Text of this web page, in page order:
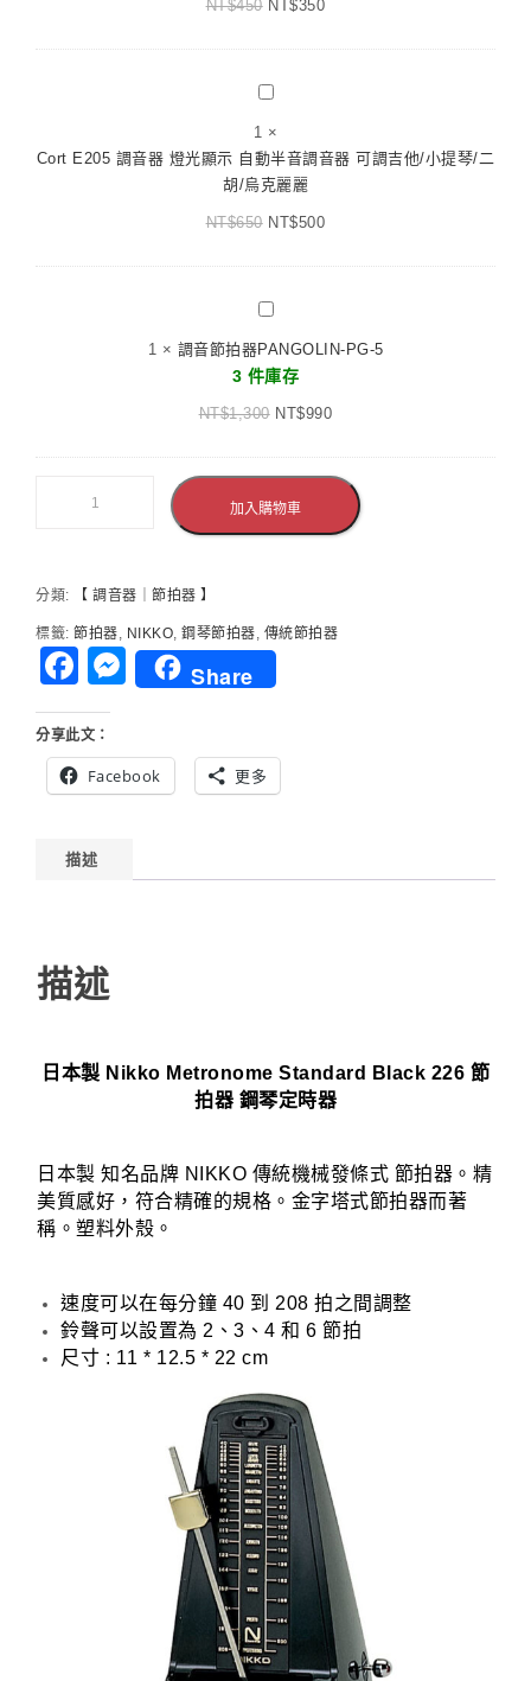
粉/
mini
NT$450 NT$350
Cort
音
器
燈
示
動
半
音
音
器
可
調
提
二
克
麗
1 ×
Cort E205 調音器 燈光顯示 自動半音調音器 可調吉他/小提琴/二
胡/烏克麗麗
NT$650 NT$500
調
拍
器
1 × 調音節拍器PANGOLIN-PG-5
3 件庫存
NT$1,300 NT$990
加入購物車
分類: 【 調音器｜節拍器 】
標籤: 節拍器, NIKKO, 鋼琴節拍器, 傳統節拍器
Facebook
Messenger
Share
分享此文：
Facebook 更多
描述
描述
日本製 Nikko Metronome Standard Black 226 節
拍器 鋼琴定時器
日本製 知名品牌 NIKKO 傳統機械發條式 節拍器。精
美質感好，符合精確的規格。金字塔式節拍器而著
稱。塑料外殼。
速度可以在每分鐘 40 到 208 拍之間調整
鈴聲可以設置為 2、3、4 和 6 節拍
尺寸 : 11 * 12.5 * 22 cm